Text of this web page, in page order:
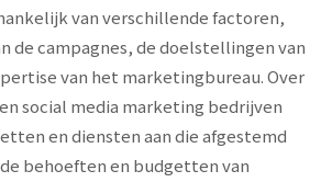
van verschillende factoren,
de campagnes, de doelstellingen van
van het marketingbureau. Over
social media marketing bedrijven
en diensten aan die afgestemd
behoeften en budgetten van